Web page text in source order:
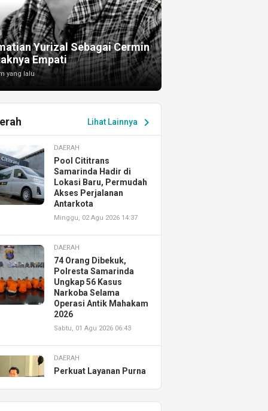
Yurizal Sebagai Cermin
Empati
yang lalu
Lihat Lainnya chevron_right
DAERAH
Pool Cititrans
Samarinda Hadir di
Lokasi Baru, Permudah
Akses Perjalanan
Antarkota
Minggu, 02 Agu 2026 14:37
DAERAH
74 Orang Dibekuk,
Polresta Samarinda
Ungkap 56 Kasus
Narkoba Selama
Operasi Antik Mahakam
2026
Sabtu, 01 Agu 2026 06:43
DAERAH
Perkuat Layanan Purna
Resmikan AHASS